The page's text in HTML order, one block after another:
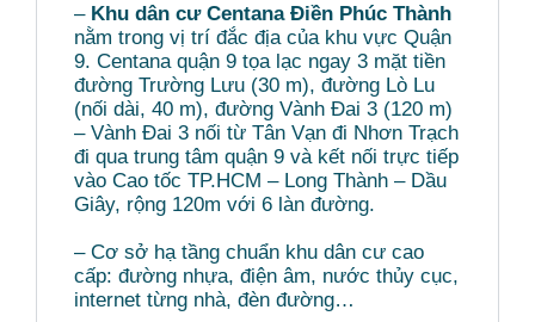
– Khu dân cư Centana Điền Phúc Thành
nằm trong vị trí đắc địa của khu vực Quận
9. Centana quận 9 tọa lạc ngay 3 mặt tiền
đường Trường Lưu (30 m), đường Lò Lu
(nối dài, 40 m), đường Vành Đai 3 (120 m)
– Vành Đai 3 nối từ Tân Vạn đi Nhơn Trạch
đi qua trung tâm quận 9 và kết nối trực tiếp
vào Cao tốc TP.HCM – Long Thành – Dầu
Giây, rộng 120m với 6 làn đường.
– Cơ sở hạ tầng chuẩn khu dân cư cao
cấp: đường nhựa, điện âm, nước thủy cục,
internet từng nhà, đèn đường…